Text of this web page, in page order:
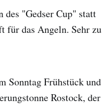
des "Gedser Cup" statt
für das Angeln. Sehr zu
Sonntag Frühstück und
Rostock, der